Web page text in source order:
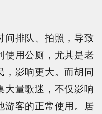
间排队、拍照，导致
使用公厕，尤其是老
，影响更大。而胡同
大量歌迷，不仅影响
游客的正常使用。居